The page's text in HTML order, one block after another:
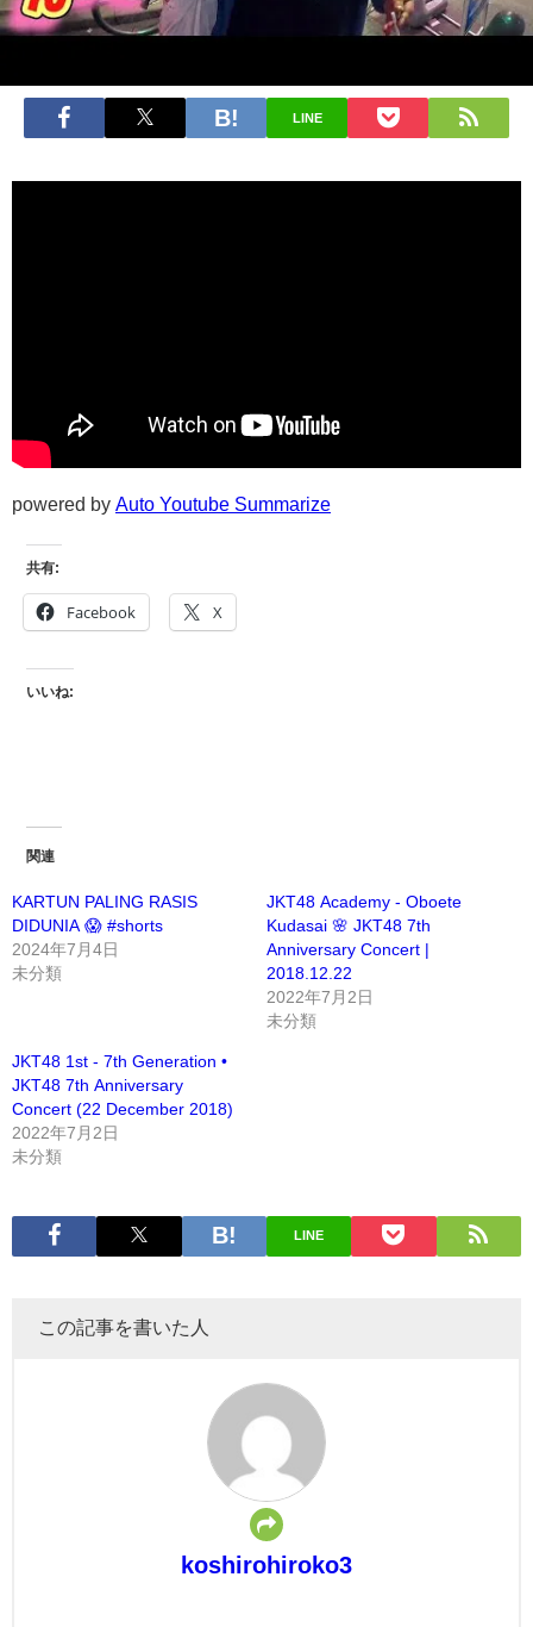
LINE
powered by Auto Youtube Summarize
共有:
Facebook X
いいね:
関連
KARTUN PALING RASIS
DIDUNIA 😱 #shorts
2024年7月4日
未分類
JKT48 Academy - Oboete
Kudasai 🌸 JKT48 7th
Anniversary Concert |
2018.12.22
2022年7月2日
未分類
JKT48 1st - 7th Generation •
JKT48 7th Anniversary
Concert (22 December 2018)
2022年7月2日
未分類
LINE
この記事を書いた人
koshirohiroko3